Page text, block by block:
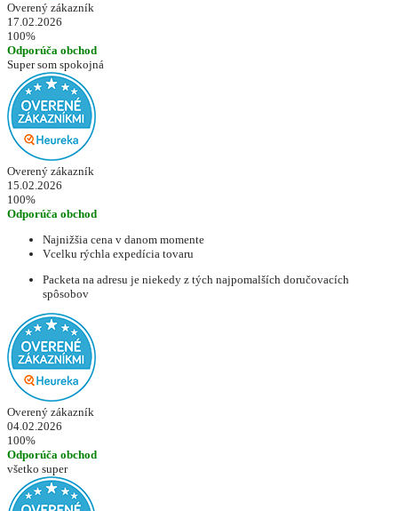
Overený zákazník
17.02.2026
100%
Odporúča obchod
Super som spokojná
Overený zákazník
15.02.2026
100%
Odporúča obchod
Najnižšia cena v danom momente
Vcelku rýchla expedícia tovaru
Packeta na adresu je niekedy z tých najpomalších doručovacích
spôsobov
Overený zákazník
04.02.2026
100%
Odporúča obchod
všetko super